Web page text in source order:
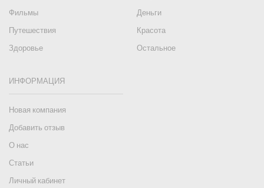
Фильмы
Деньги
Путешествия
Красота
Здоровье
Остальное
ИНФОРМАЦИЯ
Новая компания
Добавить отзыв
О нас
Статьи
Личный кабинет